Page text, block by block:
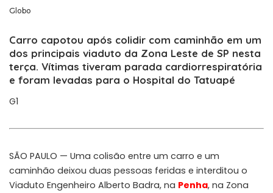
Globo
Carro capotou após colidir com caminhão em um
dos principais viaduto da Zona Leste de SP nesta
terça. Vítimas tiveram parada cardiorrespiratória
e foram levadas para o Hospital do Tatuapé
G1
SÃO PAULO — Uma colisão entre um carro e um
caminhão deixou duas pessoas feridas e interditou o
Viaduto Engenheiro Alberto Badra, na Penha, na Zona